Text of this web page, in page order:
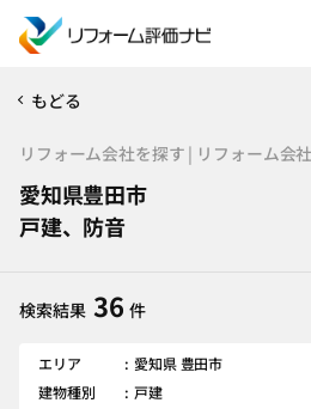
もどる
リフォーム会社を探す | リフォーム会
愛知県豊田市
戸建、防音
検索結果 36 件
エリア
愛知県 豊田市
建物種別
戸建